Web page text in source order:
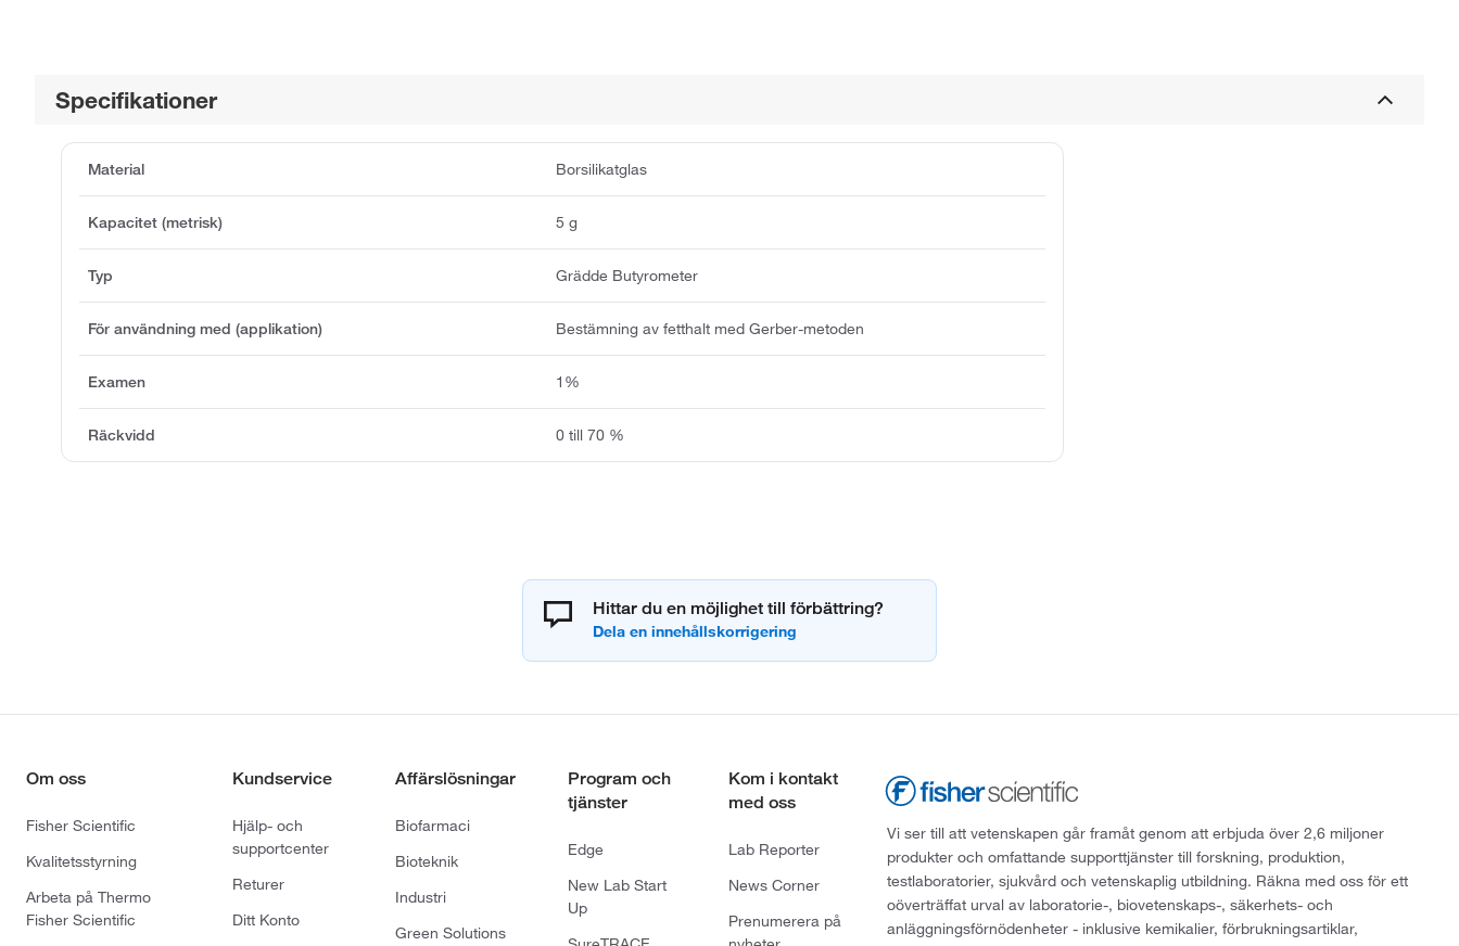
Specifikationer
Material Borsilikatglas
Kapacitet (metrisk) 5 g
Typ Grädde Butyrometer
För användning med (applikation) Bestämning av fetthalt med Gerber-metoden
Examen 1%
Räckvidd 0 till 70 %
Hittar du en möjlighet till förbättring?
Om oss
Fisher Scientific
Kvalitetsstyrning
Arbeta på Thermo
Fisher Scientific
Kundservice
Hjälp- och
supportcenter
Returer
Ditt Konto
Affärslösningar
Biofarmaci
Bioteknik
Industri
Green Solutions
Program och
tjänster
Edge
New Lab Start
Up
Kom i kontakt
med oss
Lab Reporter
News Corner
Prenumerera på
Vi ser till att vetenskapen går framåt genom att erbjuda över 2,6 miljoner
produkter och omfattande supporttjänster till forskning, produktion,
testlaboratorier, sjukvård och vetenskaplig utbildning. Räkna med oss för ett
oöverträffat urval av laboratorie-, biovetenskaps-, säkerhets- och
anläggningsförnödenheter - inklusive kemikalier, förbrukningsartiklar,